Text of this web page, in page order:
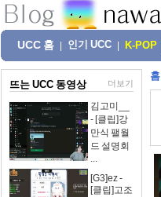
UCC 홈 인기 UCC K-POP
뜨는 UCC 동영상 더보기
김고미__
- [클립]강
만식 팰월
드 설명회
...
[G3]ez -
[클립]고조
홈